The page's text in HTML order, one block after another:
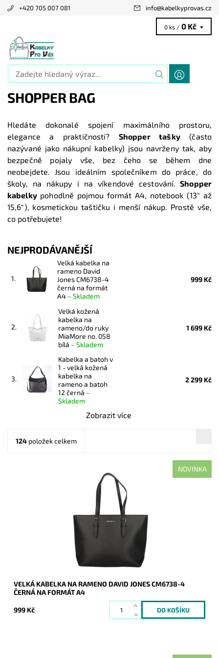
+420 705 007 081 info@kabelkyprovas.cz
0 ks / 0 Kč
SHOPPER BAG
Hledáte dokonalé spojení maximálního prostoru,
elegance a praktičnosti? Shopper tašky(často
nazývané jako nákupní kabelky) jsou navrženy tak, aby
bezpečně pojaly vše, bez čeho se během dne
neobejdete. Jsou ideálním společníkem do práce, do
školy, na nákupy i na víkendové cestování. Shopper
kabelkypohodlně pojmou formát A4, notebook (13" až
15,6"), kosmetickou taštičku i menší nákup. Prostě vše,
co potřebujete!
NEJPRODÁVANĚJŠÍ
1.
Velká kabelka na
rameno David
Jones CM6738-4
černá na formát
A4 –Skladem
999 Kč
2.
Velká kožená
kabelka na
rameno/do ruky
MiaMore no. 058
bílá –Skladem
1 699 Kč
3.
Kabelka a batoh v
1 - velká kožená
kabelka na
rameno a batoh
12 černá –
Skladem
2 299 Kč
Zobrazit více
124 položek celkem
NOVINKA
Nejprodávanější kabelka roku 2025 - velká černá kabelka na
rameno na formát A4 s neděleným vnitřním prostorem.
21135
David Jones Paris
2 roky
VELKÁ KABELKA NA RAMENO DAVID JONES CM6738-4
ČERNÁ NA FORMÁT A4
999 Kč